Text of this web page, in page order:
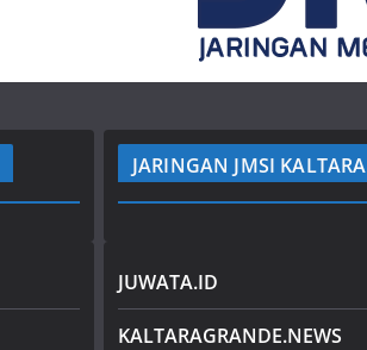
JARINGAN JMSI KALTARA
JUWATA.ID
KALTARAGRANDE.NEWS